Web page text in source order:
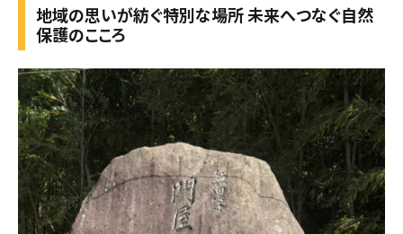
地域の思いが紡ぐ特別な場所 未来へつなぐ自然
保護のこころ